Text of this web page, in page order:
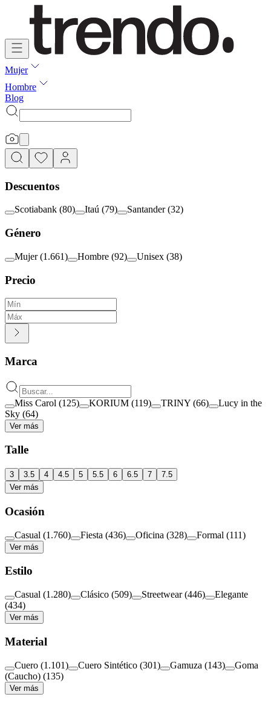
Mujer
Hombre
Blog
Descuentos
Scotiabank (80) Itaú (79) Santander (32)
Género
Mujer (1.661) Hombre (92) Unisex (38)
Precio
Marca
Miss Carol (125) KORIUM (119) TRINY (66)
Lucy in the
Sky (64)
Ver más
Talle
3 3.5 4 4.5 5 5.5 6 6.5 7
7.5
Ver más
Ocasión
Casual (1.760) Fiesta (436) Oficina (328) Formal (111)
Ver más
Estilo
Casual (1.280) Clásico (509) Streetwear (446)
Elegante
(434)
Ver más
Material
Cuero (1.101) Cuero Sintético (301) Gamuza (143)
Goma
(Caucho) (135)
Ver más